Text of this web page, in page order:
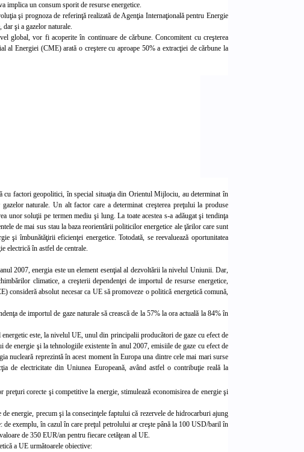
implica un consum sporit de resurse energetice.
şi prognoza de referinţă realizată de Agenţia Internaţională pentru Energie
dar şi a gazelor naturale.
global, vor fi acoperite în continuare de cărbune. Concomitent cu creşterea
al Energiei (CME) arată o creştere cu aproape 50% a extracţiei de cărbune la
cu factori geopolitici, în special situaţia din Orientul Mijlociu, au determinat în
naturale. Un alt factor care a determinat creşterea preţului la produse
unor soluţii pe termen mediu şi lung. La toate acestea s-a adăugat şi tendinţa
de mai sus stau la baza reorientării politicilor energetice ale ţărilor care sunt
şi îmbunătăţirii eficienţei energetice. Totodată, se reevaluează oportunitatea
electrică în astfel de centrale.
2007, energia este un element esenţial al dezvoltării la nivelul Uniunii. Dar,
climatice, a creşterii dependenţei de importul de resurse energetice,
consideră absolut necesar ca UE să promoveze o politică energetică comună,
de importul de gazenaturale să crească de la 57% la ora actuală la 84% în
este, la nivelul UE, unul din principalii producători de gaze cu efect de
energie şi la tehnologiile existente în anul 2007, emisiile de gaze cu efect de
reprezintă în acest moment în Europa una dintre cele mai mari surse
de electricitate din Uniunea Europeană, având astfel o contribuţie reală la
corecte şi competitive la energie, stimulează economisirea de energie şi
energie, precum şi la consecinţele faptului că rezervele de hidrocarburi ajung
exemplu, în cazul în care preţul petrolului ar creşte până la 100 USD/baril în
de 350 EUR/an pentru fiecare cetăţean al UE.
a UE următoarele obiective: